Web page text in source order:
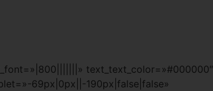
text_text_color=»#000000″
69px|0px||-190px|false|false»